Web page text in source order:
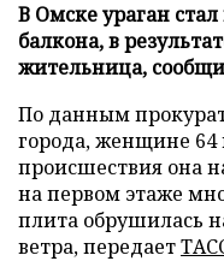
В Омске ураган
балкона, в
жительница,
По данным
города, женщине 64
происшествия она
на первом этаже
плита обрушилась
ветра, передает